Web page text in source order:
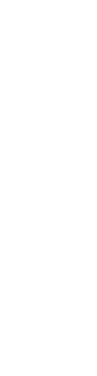
меньше
пониженным
с другими
так и для